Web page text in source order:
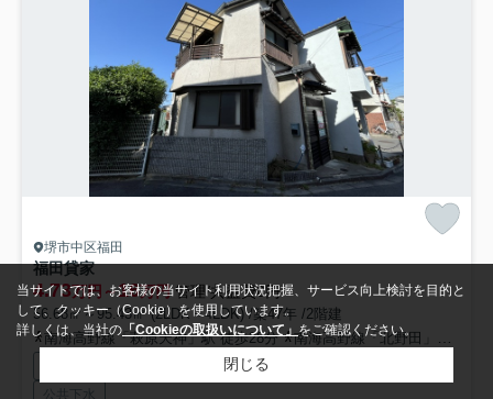
堺市中区福田
福田貸家
4.73万円～16万円管理/共益費0円
56.68㎡～95.43㎡ (2LDK～4LDK) /築47年 /2階建
南海高野線「萩原天神」駅 徒歩28分
南海高野線「北野田」駅 徒歩32分
閑静な住宅地
公共下水
当サイトでは、お客様の当サイト利用状況把握、サービス向上検討を目的と
して、クッキー（Cookie）を使用しています。
詳しくは、当社の 「Cookieの取扱いについて」をご確認ください。
閉じる